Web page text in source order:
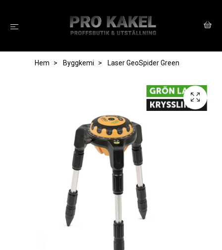
Hem Byggkemi Laser GeoSpider Green